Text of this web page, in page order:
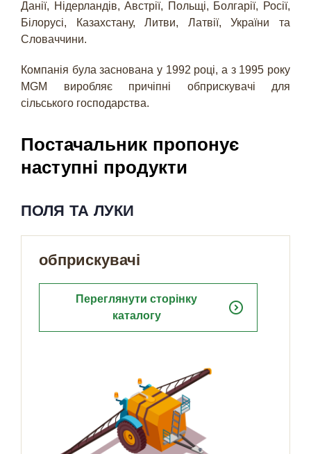
Данії, Нідерландів, Австрії, Польщі, Болгарії, Росії,
Білорусі, Казахстану, Литви, Латвії, України та
Словаччини.
Компанія була заснована у 1992 році, а з 1995 року
MGM виробляє причіпні обприскувачі для
сільського господарства.
Постачальник пропонує
наступні продукти
ПОЛЯ ТА ЛУКИ
обприскувачі
Переглянути сторінку
каталогу
expand_circle_right